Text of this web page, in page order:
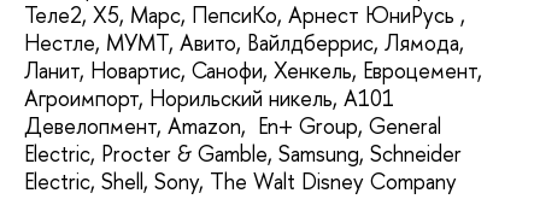
Теле2, X5, Марс, ПепсиКо, Арнест ЮниРусь ,
Нестле, МУМТ, Авито, Вайлдберрис, Лямода,
Ланит, Новартис, Санофи, Хенкель, Евроцемент,
Агроимпорт, Норильский никель, А101
Девелопмент, Amazon, En+ Group, General
Electric, Procter & Gamble, Samsung, Schneider
Electric, Shell, Sony, The Walt Disney Company